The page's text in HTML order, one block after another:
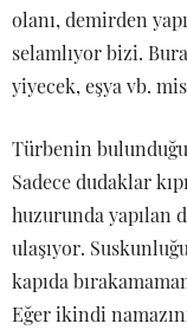
olanı, demirden
selamlıyor bizi.
yiyecek, eşya vb.
Türbenin
Sadece dudaklar
huzurunda yapılan
ulaşıyor.
kapıda
Eğer ikindi